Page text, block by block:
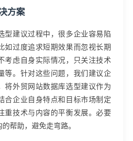
方案
型建议过程中，很多企业容易陷
如过度追求短期效果而忽视长期
考虑自身实际情况，只关注技术
等。针对这些问题，我们建议企
将外贸网站数据库选型建议作为
合企业自身特点和目标市场制定
重技术与内容的平衡发展。必要
帮助，避免走弯路。